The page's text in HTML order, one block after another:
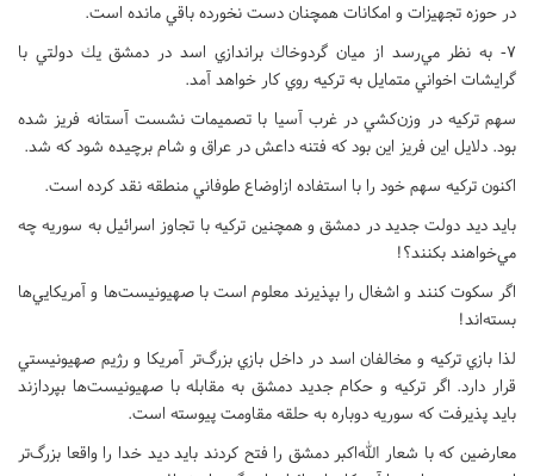
در حوزه تجهيزات و امكانات همچنان دست نخورده باقي مانده است.
7- به نظر مي‌رسد از ميان گردوخاك براندازي اسد در دمشق يك دولتي با
گرايشات اخواني متمايل به تركيه روي كار خواهد آمد.
سهم تركيه در وزن‌كشي در غرب آسيا با تصميمات نشست آستانه فريز شده
بود. دلايل اين فريز اين بود كه فتنه داعش در عراق و شام برچيده شود كه شد.
اكنون تركيه سهم خود را با استفاده ازاوضاع طوفاني منطقه نقد كرده است.
بايد ديد دولت جديد در دمشق و همچنين تركيه با تجاوز اسرائيل به سوريه چه
مي‌خواهند بكنند؟!
اگر سكوت كنند و اشغال را بپذيرند معلوم است با صهيونيست‌ها و آمريكايي‌ها
بسته‌اند!
لذا بازي تركيه و مخالفان اسد در داخل بازي بزرگ‌تر آمريكا و رژيم صهيونيستي
قرار دارد. اگر تركيه و حكام جديد دمشق به مقابله با صهيونيست‌ها بپردازند
بايد پذيرفت كه سوريه دوباره به حلقه مقاومت پيوسته است.
معارضين كه با شعار الله‌اکبر دمشق را فتح كردند بايد ديد خدا را واقعا بزرگ‌تر